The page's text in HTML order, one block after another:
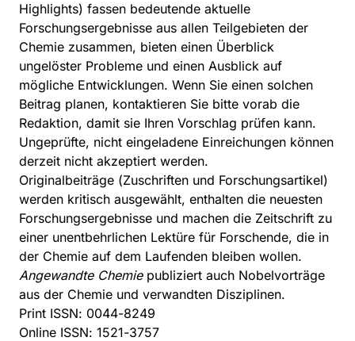
Highlights) fassen bedeutende aktuelle
Forschungsergebnisse aus allen Teilgebieten der
Chemie zusammen, bieten einen Überblick
ungelöster Probleme und einen Ausblick auf
mögliche Entwicklungen. Wenn Sie einen solchen
Beitrag planen, kontaktieren Sie bitte vorab die
Redaktion, damit sie Ihren Vorschlag prüfen kann.
Ungeprüfte, nicht eingeladene Einreichungen können
derzeit nicht akzeptiert werden.
Originalbeiträge (Zuschriften und Forschungsartikel)
werden kritisch ausgewählt, enthalten die neuesten
Forschungsergebnisse und machen die Zeitschrift zu
einer unentbehrlichen Lektüre für Forschende, die in
der Chemie auf dem Laufenden bleiben wollen.
Angewandte Chemiepubliziert auch Nobelvorträge
aus der Chemie und verwandten Disziplinen.
Print ISSN: 0044-8249
Online ISSN: 1521-3757